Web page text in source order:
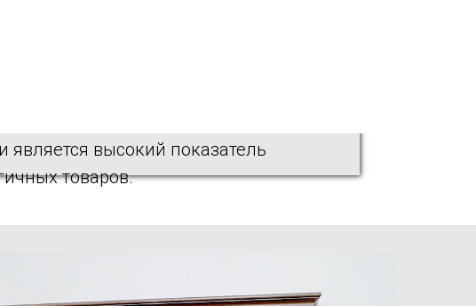
высокий показатель
товаров.